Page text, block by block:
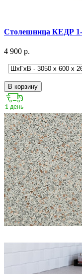
Столешница КЕДР 1-
4 900 р.
В корзину